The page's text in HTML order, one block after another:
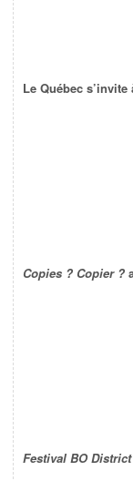
Le Québec
Copies ? Copier ?
Festival BO District